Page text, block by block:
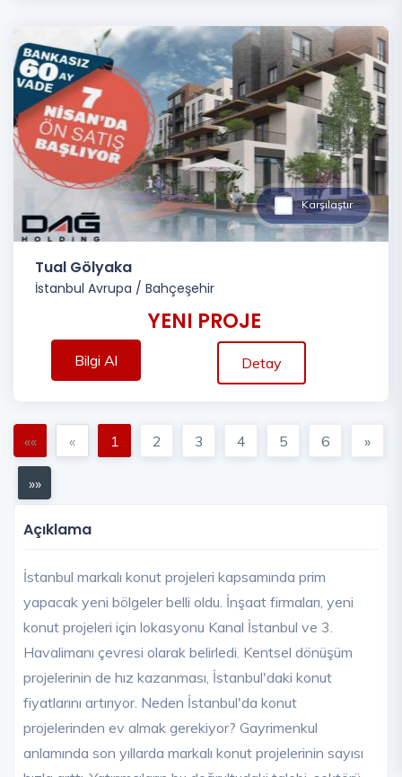
Karşılaştır
Tual Gölyaka
İstanbul Avrupa / Bahçeşehir
YENI PROJE
Bilgi Al Detay
«« « 1 2 3 4 5 6 »
»»
Açıklama
İstanbul markalı konut projeleri kapsamında prim
yapacak yeni bölgeler belli oldu. İnşaat firmaları, yeni
konut projeleri için lokasyonu Kanal İstanbul ve 3.
Havalimanı çevresi olarak belirledi. Kentsel dönüşüm
projelerinin de hız kazanması, İstanbul'daki konut
fiyatlarını artırıyor. Neden İstanbul'da konut
projelerinden ev almak gerekiyor? Gayrimenkul
anlamında son yıllarda markalı konut projelerinin sayısı